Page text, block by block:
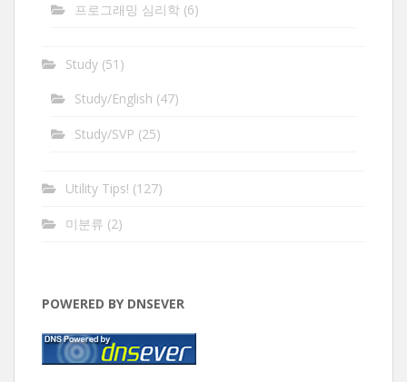
프로그래밍 심리학 (6)
Study (51)
Study/English (47)
Study/SVP (25)
Utility Tips! (127)
미분류 (2)
POWERED BY DNSEVER